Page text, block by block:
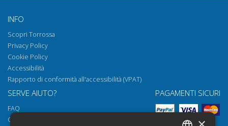
INFO
Scopri Torrossa
Privacy Policy
Cookie Policy
Accessibilità
Rapporto di conformità all'accessibilità (VPAT)
SERVE AIUTO?
FAQ
Come aprire i nostri documenti
PAGAMENTI SICURI